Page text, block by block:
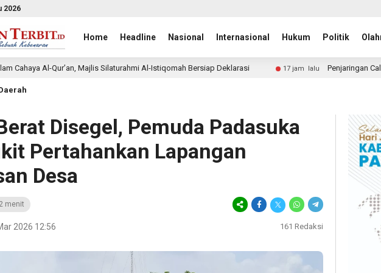
2026
Home Headline Nasional Internasional Hukum Politik
Al-Istiqomah Bersiap Deklarasi 17 jam lalu Penjaringan Calon Ketua Pemuda Katolik
Disegel, Pemuda Padasuka
Pertahankan Lapangan
Desa
menit
2026 12:56 161 Redaksi